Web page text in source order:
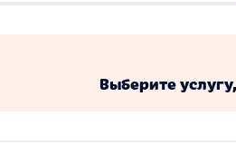
Выберите